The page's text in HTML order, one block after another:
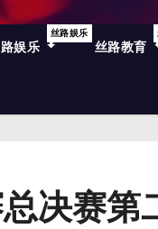
娱乐
丝路娱乐
丝路教育
决赛第